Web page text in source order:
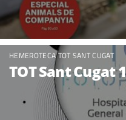
HEMEROTECA TOT SANT CUGAT
TOT Sant Cugat